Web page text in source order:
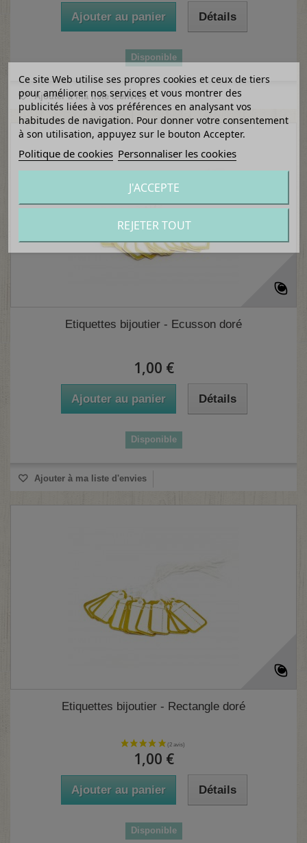
Ajouter au panier Détails
Disponible
Ajouter à ma liste d'envies
Etiquettes bijoutier - Ecusson doré
1,00 €
Ajouter au panier Détails
Disponible
Ajouter à ma liste d'envies
Etiquettes bijoutier - Rectangle doré
1,00 €
Ajouter au panier Détails
Disponible
Ce site Web utilise ses propres cookies et ceux de tiers
pour améliorer nos services et vous montrer des
publicités liées à vos préférences en analysant vos
habitudes de navigation. Pour donner votre consentement
à son utilisation, appuyez sur le bouton Accepter.
Politique de cookies Personnaliser les cookies
REJETER TOUT
J'ACCEPTE